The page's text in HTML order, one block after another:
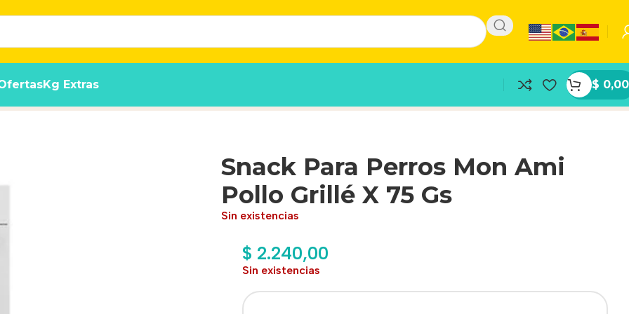
Kg Extras $ 0,00
Gs
Snack Para Perros Mon Ami
Pollo Grillé X 75 Gs
Sin existencias
$ 2.240,00
Sin existencias